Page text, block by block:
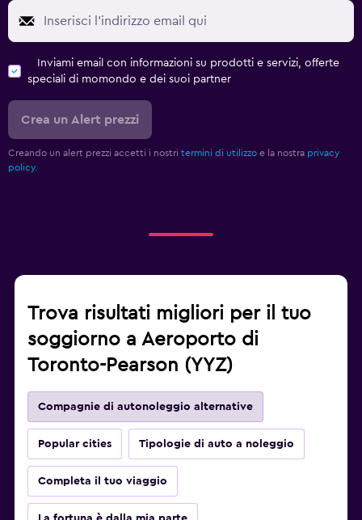
Inviami email con informazioni su prodotti e servizi, offerte
speciali di momondo e dei suoi partner
Crea un Alert prezzi
Creando un alert prezzi accetti i nostri termini di utilizzo e la nostra privacy
policy.
Trova risultati migliori per il tuo
soggiorno a Aeroporto di
Toronto-Pearson (YYZ)
Compagnie di autonoleggio alternative
Popular cities Tipologie di auto a noleggio
Completa il tuo viaggio